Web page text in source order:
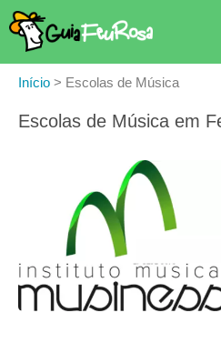
Início > Escolas de Música
Escolas de Música em